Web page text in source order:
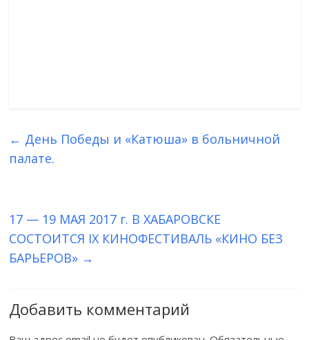
← День Победы и «Катюша» в больничной
палате.
17 — 19 МАЯ 2017 г. В ХАБАРОВСКЕ
СОСТОИТСЯ IX КИНОФЕСТИВАЛЬ «КИНО БЕЗ
БАРЬЕРОВ» →
Добавить комментарий